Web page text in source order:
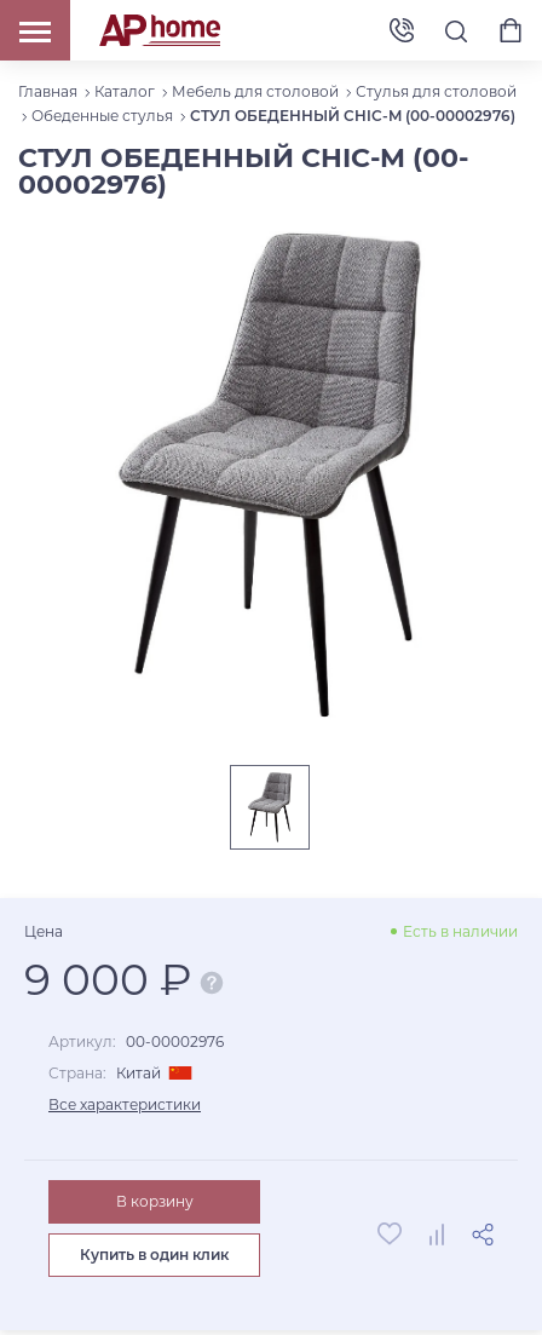
Главная Каталог Мебель для столовой
Стулья для столовой
Обеденные стулья
СТУЛ ОБЕДЕННЫЙ CHIC-M (00-00002976)
СТУЛ ОБЕДЕННЫЙ CHIC-M (00-
00002976)
Цена Есть в наличии
9 000 ₽
Артикул: 00-00002976
Страна:
Китай
Все характеристики
В корзину
Купить в один клик